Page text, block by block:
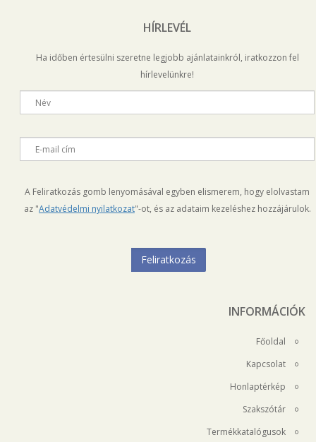
HÍRLEVÉL
Ha időben értesülni szeretne legjobb ajánlatainkról, iratkozzon fel
hírlevelünkre!
Név
E-mail cím
A Feliratkozás gomb lenyomásával egyben elismerem, hogy elolvastam
az "Adatvédelmi nyilatkozat"-ot, és az adataim kezeléshez hozzájárulok.
INFORMÁCIÓK
Főoldal
Kapcsolat
Honlaptérkép
Szakszótár
Termékkatalógusok